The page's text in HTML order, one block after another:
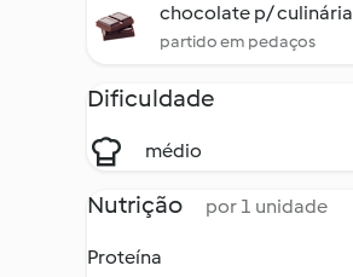
chocolate p/ culinária
partido em pedaços
Dificuldade
médio
Nutrição por 1 unidade
Proteína